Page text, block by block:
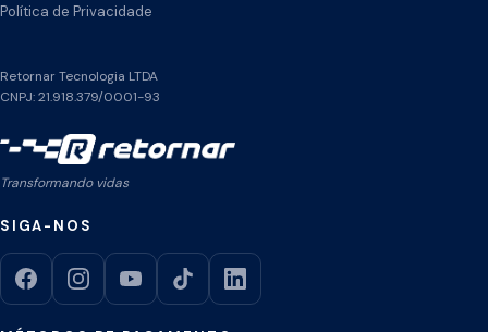
Política de Privacidade
Retornar Tecnologia LTDA
CNPJ: 21.918.379/0001-93
Transformando vidas
SIGA-NOS